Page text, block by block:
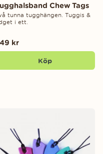
Chew Tags
tunna tugghängen. Tuggis &
i ett.
kr
Köp